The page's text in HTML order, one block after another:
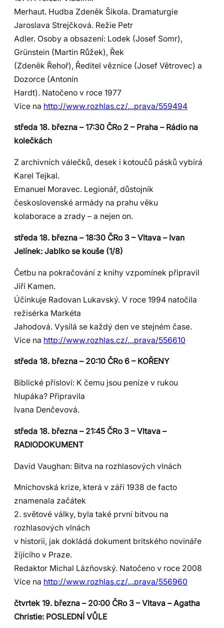
Merhaut. Hudba Zdeněk Šikola. Dramaturgie
Jaroslava Strejčková. Režie Petr
Adler. Osoby a obsazení: Lodek (Josef Somr),
Grünstein (Martin Růžek), Řek
(Zdeněk Řehoř), Ředitel věznice (Josef Větrovec) a
Dozorce (Antonín
Hardt). Natočeno v roce 1977
Více na http://www.rozhlas.cz/…prava/559494
středa 18. března – 17:30 ČRo 2 – Praha – Rádio na
kolečkách
Z archivních válečků, desek i kotoučů pásků vybírá
Karel Tejkal.
Emanuel Moravec. Legionář, důstojník
československé armády na prahu věku
kolaborace a zrady – a nejen on.
středa 18. března – 18:30 ČRo 3 – Vltava – Ivan
Jelínek: Jablko se kouše (1/8)
Četbu na pokračování z knihy vzpomínek připravil
Jiří Kamen.
Účinkuje Radovan Lukavský. V roce 1994 natočila
režisérka Markéta
Jahodová. Vysílá se každý den ve stejném čase.
Více na http://www.rozhlas.cz/…prava/556610
středa 18. března – 20:10 ČRo 6 – KOŘENY
Biblické přísloví: K čemu jsou peníze v rukou
hlupáka? Připravila
Ivana Denčevová.
středa 18. března – 21:45 ČRo 3 – Vltava –
RADIODOKUMENT
David Vaughan: Bitva na rozhlasových vlnách
Mnichovská krize, která v září 1938 de facto
znamenala začátek
2. světové války, byla také první bitvou na
rozhlasových vlnách
v historii, jak dokládá dokument britského novináře
žijícího v Praze.
Redaktor Michal Lázňovský. Natočeno v roce 2008
Více na http://www.rozhlas.cz/…prava/556960
čtvrtek 19. března – 20:00 ČRo 3 – Vltava – Agatha
Christie: POSLEDNÍ VŮLE